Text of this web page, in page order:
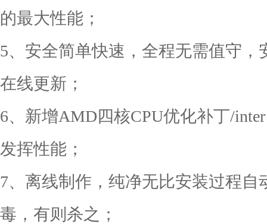
的最大性能；
5、安全简单快速，全程无需值守
在线更新；
6、新增AMD四核CPU优化补丁/
发挥性能；
7、离线制作，纯净无比安装过程
毒，有则杀之；